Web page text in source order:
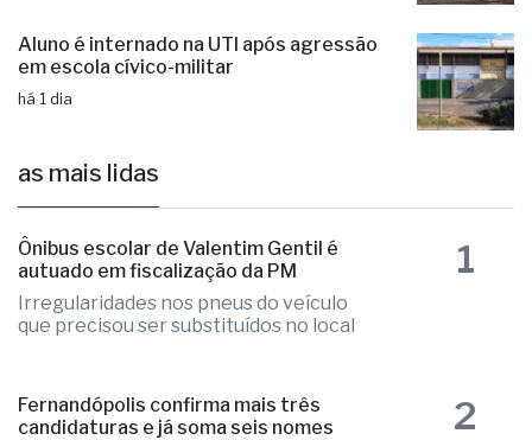
Aluno é internado na UTI após agressão
em escola cívico-militar
há 1 dia
as mais lidas
Ônibus escolar de Valentim Gentil é
autuado em fiscalização da PM
Irregularidades nos pneus do veículo
que precisou ser substituídos no local
1
Fernandópolis confirma mais três
candidaturas e já soma seis nomes
2